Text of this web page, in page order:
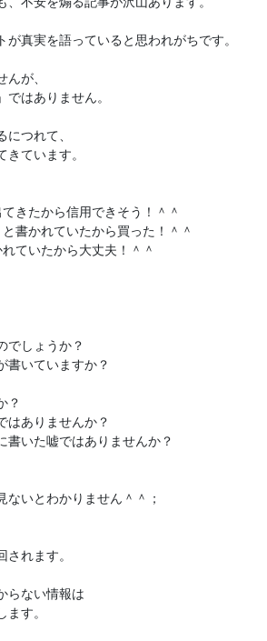
真実を語っていると思われがちです。
が、
ではありません。
つれて、
ています。
きたから信用できそう！＾＾
書かれていたから買った！＾＾
ていたから大丈夫！＾＾
でしょうか？
書いていますか？
？
はありませんか？
書いた嘘ではありませんか？
いとわかりません＾＾；
れます。
らない情報は
す。